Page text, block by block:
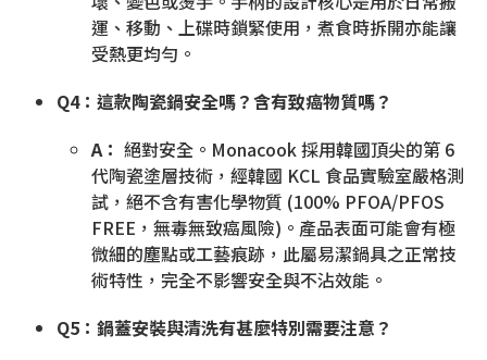
運、移動、上碟時鎖緊使用，煮食時拆開亦能讓
受熱更均勻。
Q4：這款陶瓷鍋安全嗎？含有致癌物質嗎？
A： 絕對安全。Monacook 採用韓國頂尖的第 6
代陶瓷塗層技術，經韓國 KCL 食品實驗室嚴格測
試，絕不含有害化學物質 (100% PFOA/PFOS
FREE，無毒無致癌風險)。產品表面可能會有極
微細的塵點或工藝痕跡，此屬易潔鍋具之正常技
術特性，完全不影響安全與不沾效能。
Q5：鍋蓋安裝與清洗有甚麼特別需要注意？